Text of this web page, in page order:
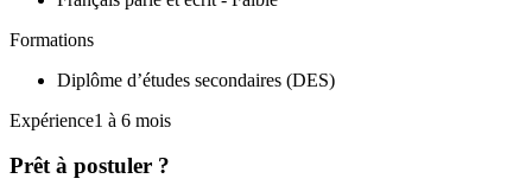
Formations
Diplôme d’études secondaires (DES)
Expérience1 à 6 mois
Prêt à postuler ?